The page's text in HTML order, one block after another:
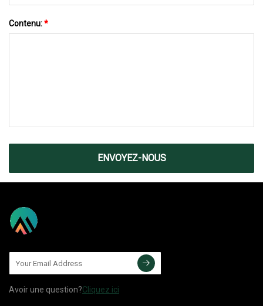
Contenu:*
ENVOYEZ-NOUS
Avoir une question?Cliquez ici